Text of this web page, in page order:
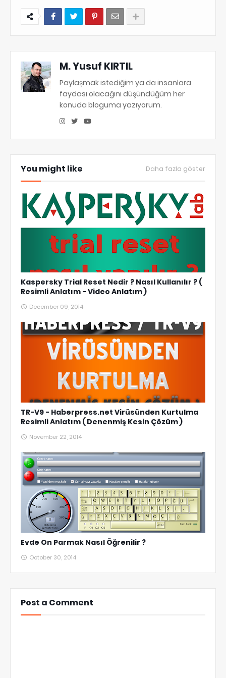
M. Yusuf KIRTIL
Paylaşmak istediğim ya da insanlara
faydası olacağını düşündüğüm her
konuda bloguma yazıyorum.
You might like Daha fazla göster
Kaspersky Trial Reset Nedir ? Nasıl Kullanılır ? (
Resimli Anlatım - Video Anlatım )
December 09, 2014
TR-V9 - Haberpress.net Virüsünden Kurtulma
Resimli Anlatım ( Denenmiş Kesin Çözüm )
November 22, 2014
Evde On Parmak Nasıl Öğrenilir ?
October 30, 2014
Post a Comment